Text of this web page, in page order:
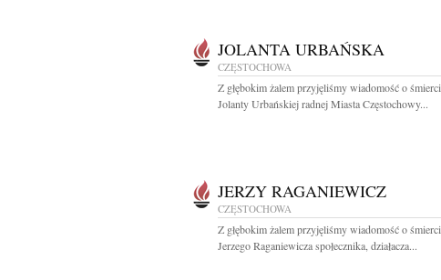
JOLANTA URBAŃSKA
CZĘSTOCHOWA
Z głębokim żalem przyjęliśmy wiadomość o śmierci
Jolanty Urbańskiej radnej Miasta Częstochowy...
JERZY RAGANIEWICZ
CZĘSTOCHOWA
Z głębokim żalem przyjęliśmy wiadomość o śmierci
Jerzego Raganiewicza społecznika, działacza...